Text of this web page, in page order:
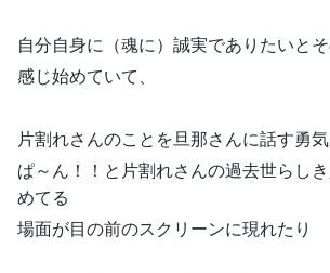
自分自身に（魂に）誠実でありたいと
感じ始めていて、
片割れさんのことを旦那さんに話す勇
ぱ～ん！！と片割れさんの過去世らし
めてる
場面が目の前のスクリーンに現れたり